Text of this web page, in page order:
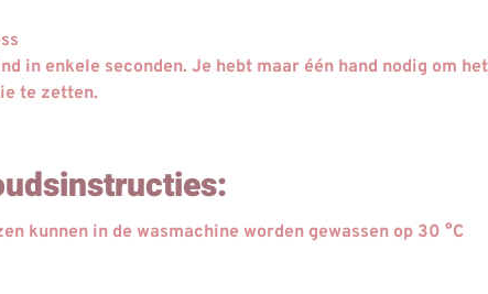
in enkele seconden. Je hebt maar één hand nodig om
te zetten.
kunnen in de wasmachine worden gewassen op 30 °C